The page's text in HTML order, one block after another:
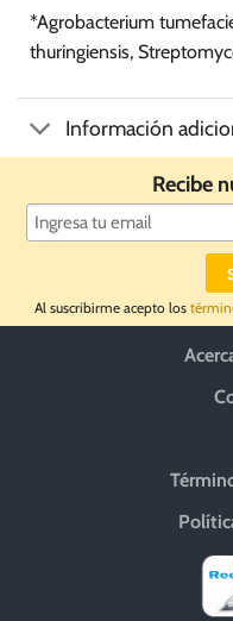
*Agrobacterium
thuringiensis,
Información
Recibe
Al suscribirme acepto los